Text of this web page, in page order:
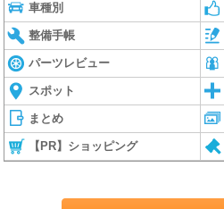
車種別
整備手帳
パーツレビュー
スポット
まとめ
【PR】ショッピング